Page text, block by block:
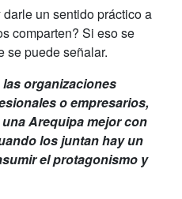
un sentido práctico a
comparten? Si eso se
se puede señalar.
organizaciones
o empresarios,
Arequipa mejor con
los juntan hay un
el protagonismo y